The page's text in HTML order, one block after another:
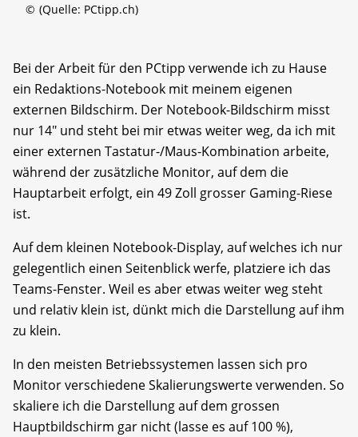
© (Quelle: PCtipp.ch)
Bei der Arbeit für den PCtipp verwende ich zu Hause
ein Redaktions-Notebook mit meinem eigenen
externen Bildschirm. Der Notebook-Bildschirm misst
nur 14" und steht bei mir etwas weiter weg, da ich mit
einer externen Tastatur-/Maus-Kombination arbeite,
während der zusätzliche Monitor, auf dem die
Hauptarbeit erfolgt, ein 49 Zoll grosser Gaming-Riese
ist.
Auf dem kleinen Notebook-Display, auf welches ich nur
gelegentlich einen Seitenblick werfe, platziere ich das
Teams-Fenster. Weil es aber etwas weiter weg steht
und relativ klein ist, dünkt mich die Darstellung auf ihm
zu klein.
In den meisten Betriebssystemen lassen sich pro
Monitor verschiedene Skalierungswerte verwenden. So
skaliere ich die Darstellung auf dem grossen
Hauptbildschirm gar nicht (lasse es auf 100 %),